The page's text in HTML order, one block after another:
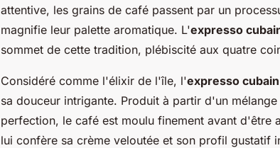
attentive, les grains de café passent par un
magnifie leur palette aromatique. L'expresso
sommet de cette tradition, plébiscité aux quatre
Considéré comme l'élixir de l'île, l'expresso cubain
sa douceur intrigante. Produit à partir d'un
perfection, le café est moulu finement avant d'être
lui confère sa crème veloutée et son profil gustatif